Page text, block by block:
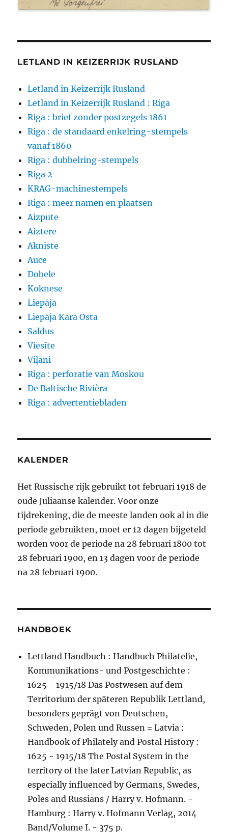
LETLAND IN KEIZERRIJK RUSLAND
Letland in Keizerrijk Rusland
Letland in Keizerrijk Rusland : Riga
Riga : brief zonder postzegels 1861
Riga : de standaard enkelring-stempels
vanaf 1860
Riga : dubbelring-stempels
Riga 2
KRAG-machinestempels
Riga : meer namen en plaatsen
Aizpute
Aiztere
Aknīste
Auce
Dobele
Koknese
Liepāja
Liepāja Kara Osta
Saldus
Viesīte
Viļāni
Riga : perforatie van Moskou
De Baltische Rivièra
Riga : advertentiebladen
KALENDER
Het Russische rijk gebruikt tot februari 1918 de
oude Juliaanse kalender. Voor onze
tijdrekening, die de meeste landen ook al in die
periode gebruikten, moet er 12 dagen bijgeteld
worden voor de periode na 28 februari 1800 tot
28 februari 1900, en 13 dagen voor de periode
na 28 februari 1900.
HANDBOEK
Lettland Handbuch : Handbuch Philatelie,
Kommunikations- und Postgeschichte :
1625 - 1915/18 Das Postwesen auf dem
Territorium der späteren Republik Lettland,
besonders geprägt von Deutschen,
Schweden, Polen und Russen = Latvia :
Handbook of Philately and Postal History :
1625 - 1915/18 The Postal System in the
territory of the later Latvian Republic, as
especially influenced by Germans, Swedes,
Poles and Russians / Harry v. Hofmann. -
Hamburg : Harry v. Hofmann Verlag, 2014
Band/Volume I. - 375 p.